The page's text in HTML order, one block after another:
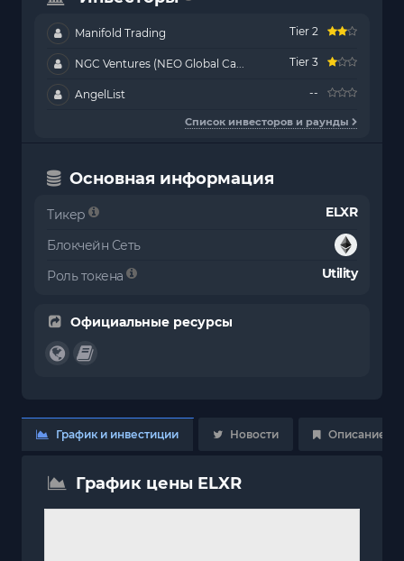
Manifold Trading Tier 2
NGC Ventures (NEO Global Ca... Tier 3
AngelList --
Список инвесторов и раунды
Основная информация
Тикер ELXR
Блокчейн Сеть
Роль токена
Utility
Официальные ресурсы
График и инвестиции Новости Описание
График цены ELXR